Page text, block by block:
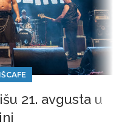
21. avgusta u